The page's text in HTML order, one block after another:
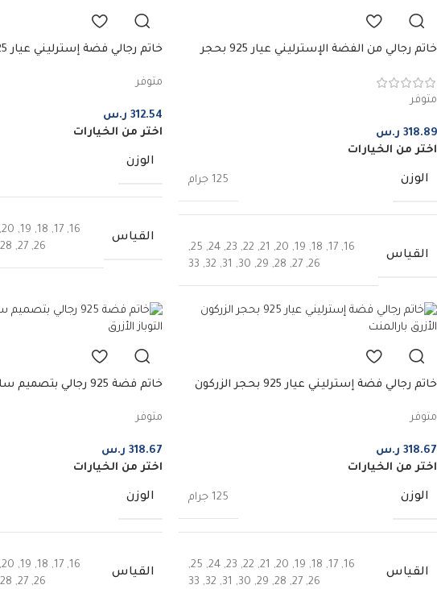
خاتم رجالي من الفضة الإسترليني عيار 925 بحجر
متوفر
318.89 ر.س
اختر من الخيارات
الوزن 125 جرام
القياس
16
,
17
,
18
,
19
,
20
,
21
,
22
,
23
,
24
,
25
,
26
,
27
,
28
,
29
,
30
,
31
,
32
,
33
متوفر
312.54 ر.س
اختر من الخيارات
الوزن
القياس
16
,
17
,
18
,
19
,
20
,
26
,
27
,
28
خاتم رجالي فضة إسترليني عيار 925 بحجر الزركون
متوفر
318.67 ر.س
اختر من الخيارات
الوزن 125 جرام
القياس
16
,
17
,
18
,
19
,
20
,
21
,
22
,
23
,
24
,
25
,
26
,
27
,
28
,
29
,
30
,
31
,
32
,
33
خاتم فضة 925 رجالي
متوفر
318.67 ر.س
اختر من الخيارات
الوزن
القياس
16
,
17
,
18
,
19
,
20
,
26
,
27
,
28